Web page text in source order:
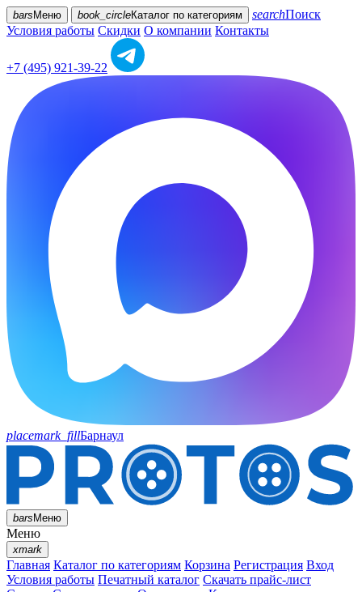
bars Меню book_circleКаталог по категориям searchПоиск
Условия работы Скидки О компании Контакты
+7 (495) 921-39-22
placemark_fillБарнаул
barsМеню
Меню
xmark
Главная Каталог по категориям Корзина Регистрация Вход
Условия работы Печатный каталог Скачать прайс-лист